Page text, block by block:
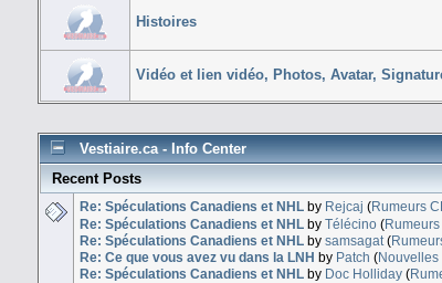
Histoires
Vidéo et lien vidéo, Photos, Avatar,
Vestiaire.ca - Info Center
Recent Posts
Re: Spéculations Canadiens et NHLby Rejcaj (Rumeurs
Re: Spéculations Canadiens et NHL by Télécino(Rumeurs
Re: Spéculations Canadiens et NHLby samsagat(
Re: Ce que vous avez vu dans la LNH by Patch (Nouvelles
Re: Spéculations Canadiens et NHLby Doc Holliday(